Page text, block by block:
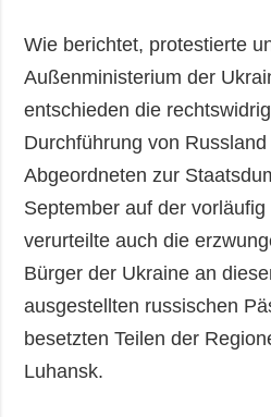
Wie berichtet, protestierte
Außenministerium der
entschieden die
Durchführung von
Abgeordneten zur
September auf der
verurteilte auch die
Bürger der Ukraine an
ausgestellten russischen
besetzten Teilen der
Luhansk.